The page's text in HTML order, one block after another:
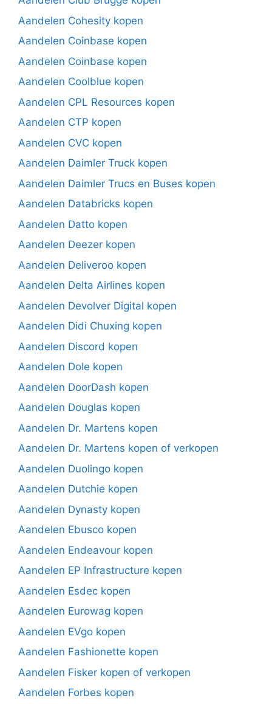
Aandelen Cohesity kopen
Aandelen Coinbase kopen
Aandelen Coinbase kopen
Aandelen Coolblue kopen
Aandelen CPL Resources kopen
Aandelen CTP kopen
Aandelen CVC kopen
Aandelen Daimler Truck kopen
Aandelen Daimler Trucs en Buses kopen
Aandelen Databricks kopen
Aandelen Datto kopen
Aandelen Deezer kopen
Aandelen Deliveroo kopen
Aandelen Delta Airlines kopen
Aandelen Devolver Digital kopen
Aandelen Didi Chuxing kopen
Aandelen Discord kopen
Aandelen Dole kopen
Aandelen DoorDash kopen
Aandelen Douglas kopen
Aandelen Dr. Martens kopen
Aandelen Dr. Martens kopen of verkopen
Aandelen Duolingo kopen
Aandelen Dutchie kopen
Aandelen Dynasty kopen
Aandelen Ebusco kopen
Aandelen Endeavour kopen
Aandelen EP Infrastructure kopen
Aandelen Esdec kopen
Aandelen Eurowag kopen
Aandelen EVgo kopen
Aandelen Fashionette kopen
Aandelen Fisker kopen of verkopen
Aandelen Forbes kopen